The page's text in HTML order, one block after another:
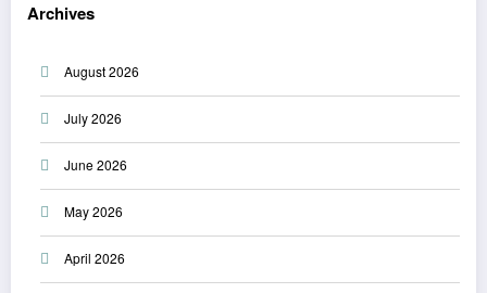
Archives
August 2026
July 2026
June 2026
May 2026
April 2026